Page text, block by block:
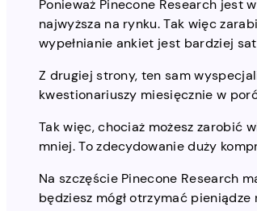
Ponieważ Pinecone Research jest
najwyższa na rynku. Tak więc
wypełnianie ankiet jest bardziej
Z drugiej strony, ten sam
kwestionariuszy miesięcznie w
Tak więc, chociaż możesz zarobić
mniej. To zdecydowanie duży
Na szczęście Pinecone Research
będziesz mógł otrzymać